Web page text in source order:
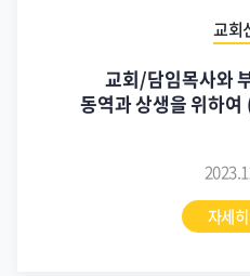
교회
교회/담임목사와
동역과 상생을 위하
자세